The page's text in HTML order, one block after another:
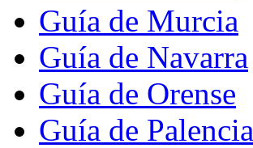
Guía de Murcia
Guía de Navarra
Guía de Orense
Guía de Palencia